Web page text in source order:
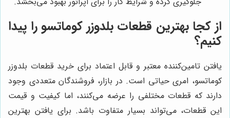
از کجا بهترین قطعات بلدوزر کوماتسو را پیدا
کنیم؟
یافتن تامین‌کننده معتبر و قابل اعتماد برای خرید قطعات بلدوزر
کوماتسو، امری حیاتی است. در بازار، فروشندگان متعددی وجود
دارند که قطعات مختلفی را عرضه می‌کنند، اما کیفیت و قیمت
این قطعات، می‌تواند بسیار متفاوت باشد. برای یافتن بهترین